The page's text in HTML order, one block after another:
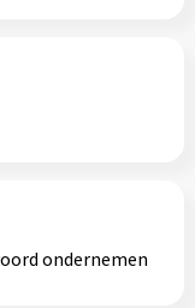
ondernemen